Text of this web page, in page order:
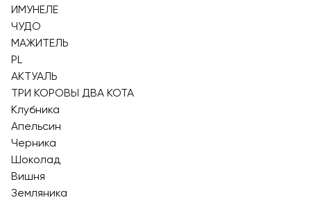
ИМУНЕЛЕ
ЧУДО
МАЖИТЕЛЬ
PL
АКТУАЛЬ
ТРИ КОРОВЫ ДВА КОТА
Клубника
Апельсин
Черника
Шоколад
Вишня
Земляника